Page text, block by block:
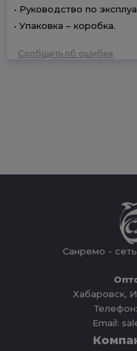
• Руководство по
• Упаковка – коробка.
Сообщить об ошибке
Санремо - сеть
Хабаровск,
Телефон:
Email: